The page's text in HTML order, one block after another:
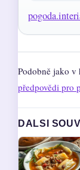
Podobně jako v
předpovědi pro
DALSI